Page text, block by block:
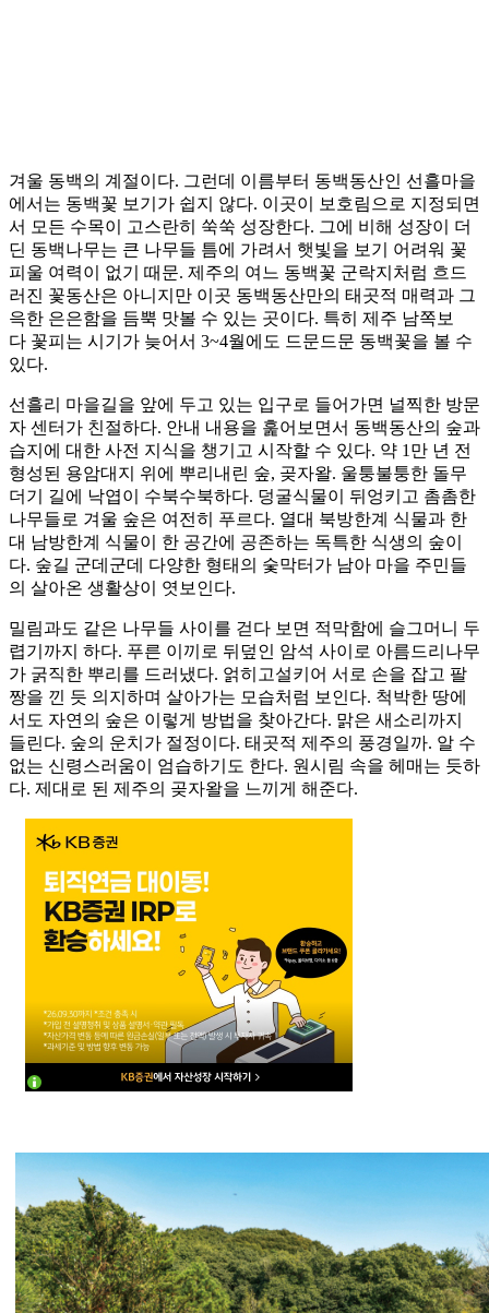
겨울 동백의 계절이다. 그런데 이름부터 동백동산인 선흘마을
에서는 동백꽃 보기가 쉽지 않다. 이곳이 보호림으로 지정되면
서 모든 수목이 고스란히 쑥쑥 성장한다. 그에 비해 성장이 더
딘 동백나무는 큰 나무들 틈에 가려서 햇빛을 보기 어려워 꽃
피울 여력이 없기 때문. 제주의 여느 동백꽃 군락지처럼 흐드
러진 꽃동산은 아니지만 이곳 동백동산만의 태곳적 매력과 그
윽한 은은함을 듬뿍 맛볼 수 있는 곳이다. 특히 제주 남쪽보
다 꽃피는 시기가 늦어서 3~4월에도 드문드문 동백꽃을 볼 수
있다.
선흘리 마을길을 앞에 두고 있는 입구로 들어가면 널찍한 방문
자 센터가 친절하다. 안내 내용을 훑어보면서 동백동산의 숲과
습지에 대한 사전 지식을 챙기고 시작할 수 있다. 약 1만 년 전
형성된 용암대지 위에 뿌리내린 숲, 곶자왈. 울퉁불퉁한 돌무
더기 길에 낙엽이 수북수북하다. 덩굴식물이 뒤엉키고 촘촘한
나무들로 겨울 숲은 여전히 푸르다. 열대 북방한계 식물과 한
대 남방한계 식물이 한 공간에 공존하는 독특한 식생의 숲이
다. 숲길 군데군데 다양한 형태의 숯막터가 남아 마을 주민들
의 살아온 생활상이 엿보인다.
밀림과도 같은 나무들 사이를 걷다 보면 적막함에 슬그머니 두
렵기까지 하다. 푸른 이끼로 뒤덮인 암석 사이로 아름드리나무
가 굵직한 뿌리를 드러냈다. 얽히고설키어 서로 손을 잡고 팔
짱을 낀 듯 의지하며 살아가는 모습처럼 보인다. 척박한 땅에
서도 자연의 숲은 이렇게 방법을 찾아간다. 맑은 새소리까지
들린다. 숲의 운치가 절정이다. 태곳적 제주의 풍경일까. 알 수
없는 신령스러움이 엄습하기도 한다. 원시림 속을 헤매는 듯하
다. 제대로 된 제주의 곶자왈을 느끼게 해준다.